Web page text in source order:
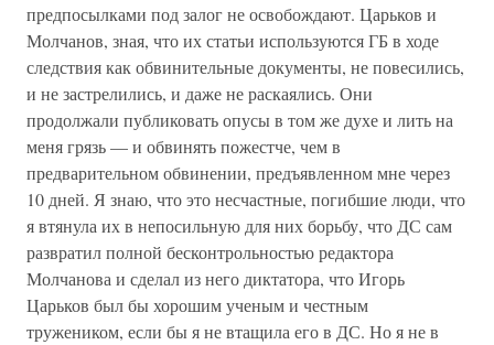
предпосылками под залог не освобождают. Царьков и
Молчанов, зная, что их статьи используются ГБ в ходе
следствия как обвинительные документы, не повесились,
и не застрелились, и даже не раскаялись. Они
продолжали публиковать опусы в том же духе и лить на
меня грязь — и обвинять пожестче, чем в
предварительном обвинении, предъявленном мне через
10 дней. Я знаю, что это несчастные, погибшие люди, что
я втянула их в непосильную для них борьбу, что ДС сам
развратил полной бесконтрольностью редактора
Молчанова и сделал из него диктатора, что Игорь
Царьков был бы хорошим ученым и честным
тружеником, если бы я не втащила его в ДС. Но я не в